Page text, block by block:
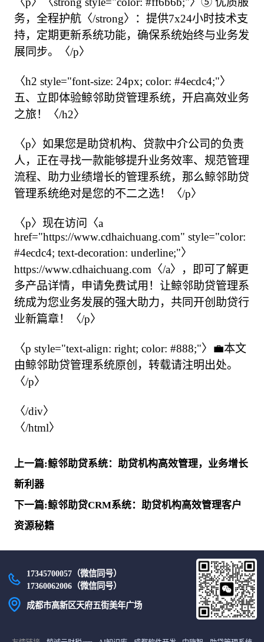
务，全程护航〈/strong〉：提供7x24小时技术支
持，定期更新系统功能，确保系统始终与业务发
展同步。〈/p〉
〈h2 style="font-size: 24px; color: #4ecdc4;"〉
五、立即体验鲸邻助贷管理系统，开启高效业务
之旅！〈/h2〉
〈p〉如果您是助贷机构、贷款中介公司的负责
人，正在寻找一款能够提升业务效率、规范管理
流程、助力业绩增长的管理系统，那么鲸邻助贷
管理系统绝对是您的不二之选！〈/p〉
〈p〉现在访问〈a
href="https://www.cdhaichuang.com" style="color:
#4ecdc4; text-decoration: underline;"〉
https://www.cdhaichuang.com〈/a〉，即可了解更
多产品详情，申请免费试用！让鲸邻助贷管理系
统成为您业务发展的强大助力，共同开创助贷行
业新篇章！〈/p〉
〈p style="text-align: right; color: #888;"〉💼本文
由鲸邻助贷管理系统原创，转载请注明出处。
〈/p〉
〈/div〉
〈/html〉
上一篇:鲸邻助贷系统：助贷机构高效管理，业务增长
新利器
下一篇:鲸邻助贷CRM系统：助贷机构高效管理客户
资源秘籍
17345700057（微信同号）
17360062006（微信同号）
成都市高新区天府五街美年广场